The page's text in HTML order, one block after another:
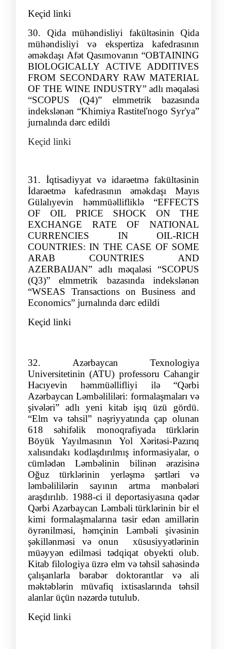
Keçid linki
30.
Qida mühəndisliyi fakültəsinin Qida
mühəndisliyi və ekspertiza kafedrasının
əməkdaşı Afət Qasımovanın “OBTAINING
BIOLOGICALLY ACTIVE ADDITIVES
FROM SECONDARY RAW MATERIAL
OF THE WINE INDUSTRY” adlı məqaləsi
“SCOPUS (Q4)” elmmetrik bazasında
indekslənən “Khimiya Rastitel'nogo Syr'ya”
jurnalında dərc edildi
Keçid linki
31. İqtisadiyyat və idarəetmə fakültəsinin
İdarəetmə kafedrasının əməkdaşı Mayıs
Gülalıyevin həmmüəllifliklə “EFFECTS
OF OIL PRICE SHOCK ON THE
EXCHANGE RATE OF NATIONAL
CURRENCIES IN OIL-RICH
COUNTRIES: IN THE CASE OF SOME
ARAB COUNTRIES AND
AZERBAIJAN” adlı məqaləsi “SCOPUS
(Q3)” elmmetrik bazasında indekslənən
“WSEAS Transactions on Business and
Economics” jurnalında dərc edildi
Keçid linki
32. Azərbaycan Texnologiya
Universitetinin (ATU) professoru Cahangir
Hacıyevin həmmüəllifliyi ilə “Qərbi
Azərbaycan Ləmbəlililəri: formalaşmaları və
şivələri” adlı yeni kitab işıq üzü gördü.
“Elm və təhsil” nəşriyyatında çap olunan
618 səhifəlik monoqrafiyada türklərin
Böyük Yayılmasının Yol Xəritəsi-Pazırıq
xalısındakı kodlaşdırılmış informasiyalar, o
cümlədən Ləmbəlinin bilinən ərazisinə
Oğuz türklərinin yerləşmə şərtləri və
ləmbəlililərin sayının artma mənbələri
araşdırılıb. 1988-ci il deportasiyasına qədər
Qərbi Azərbaycan Ləmbəli türklərinin bir el
kimi formalaşmalarına təsir edən amillərin
öyrənilməsi, həmçinin Ləmbəli şivəsinin
şəkillənməsi və onun xüsusiyyətlərinin
müəyyən edilməsi tədqiqat obyekti olub.
Kitab filologiya üzrə elm və təhsil sahəsində
çalışanlarla bərabər doktorantlar və ali
məktəblərin müvafiq ixtisaslarında təhsil
alanlar üçün nəzərdə tutulub.
Keçid linki